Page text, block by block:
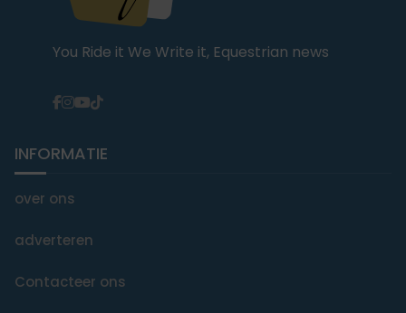
You Ride it We Write it, Equestrian news
INFORMATIE
over ons
adverteren
Contacteer ons